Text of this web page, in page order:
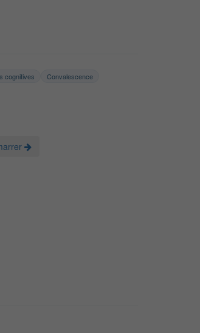
cognitives
Convalescence